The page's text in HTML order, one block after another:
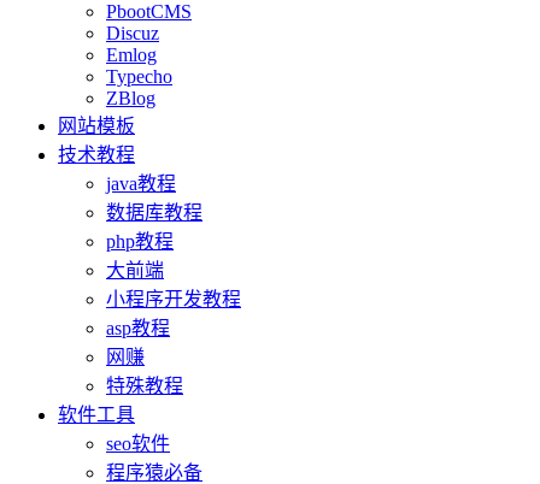
PbootCMS
Discuz
Emlog
Typecho
ZBlog
网站模板
技术教程
java教程
数据库教程
php教程
大前端
小程序开发教程
asp教程
网赚
特殊教程
软件工具
seo软件
程序猿必备